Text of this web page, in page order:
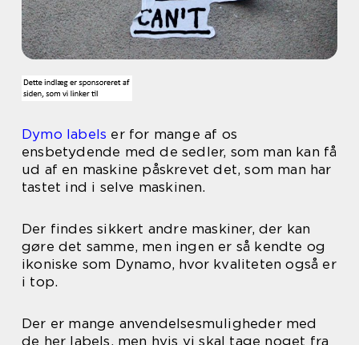
Dymo labels er for mange af os
ensbetydende med de sedler, som man kan få
ud af en maskine påskrevet det, som man har
tastet ind i selve maskinen.
Der findes sikkert andre maskiner, der kan
gøre det samme, men ingen er så kendte og
ikoniske som Dynamo, hvor kvaliteten også er
i top.
Der er mange anvendelsesmuligheder med
de her labels, men hvis vi skal tage noget fra